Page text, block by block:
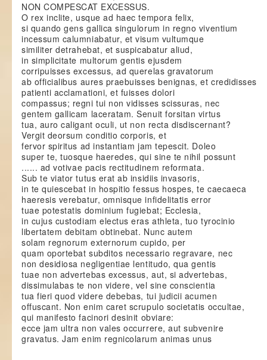
NON COMPESCAT EXCESSUS.
O rex inclite, usque ad haec tempora felix,
si quando gens gallica singulorum in regno viventium
incessum calumniabatur, et visum vultumque
similiter detrahebat, et suspicabatur aliud,
in simplicitate multorum gentis ejusdem
corripuisses excessus, ad querelas gravatorum
ab officialibus aures praebuisses benignas, et credidisses
patienti acclamationi, et fuisses dolori
compassus; regni tui non vidisses scissuras, nec
gentem gallicam laceratam. Senuit forsitan virtus
tua, auro caligant oculi, ut non recta disdiscernant?
Vergit deorsum conditio corporis, et
fervor spiritus ad instantiam jam tepescit. Doleo
super te, tuosque haeredes, qui sine te nihil possunt
...... ad votivae pacis rectitudinem reformata.
Sub te viator tutus erat ab insidiis invasoris,
in te quiescebat in hospitio fessus hospes, te caecaeca
haeresis verebatur, omnisque infidelitatis error
tuae potestatis dominium fugiebat; Ecclesia,
in cujus custodiam electus eras athleta, tuo tyrocinio
libertatem debitam obtinebat. Nunc autem
solam regnorum externorum cupido, per
quam oportebat subditos necessario regravare, nec
non desidiosa negligentiae lentitudo, qua gentis
tuae non advertebas excessus, aut, si advertebas,
dissimulabas te non videre, vel sine conscientia
tua fieri quod videre debebas, tui judicii acumen
offuscant. Non enim caret scrupulo societatis occultae,
qui manifesto facinori desinit obviare:
ecce jam ultra non vales occurrere, aut subvenire
gravatus. Jam enim regnicolarum animas unus